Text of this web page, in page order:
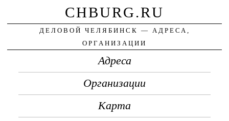
CHBURG.RU
ДЕЛОВОЙ ЧЕЛЯБИНСК — АДРЕСА,
ОРГАНИЗАЦИИ
Адреса
Организации
Карта